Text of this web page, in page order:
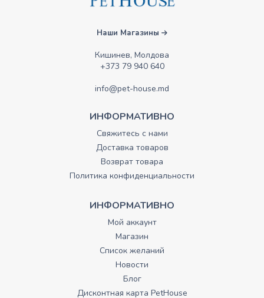
Наши Магазины
Кишинев, Молдова
+373 79 940 640
info@pet-house.md
ИНФОРМАТИВНО
Свяжитесь с нами
Доставка товаров
Возврат товара
Политика конфиденциальности
ИНФОРМАТИВНО
Мой аккаунт
Магазин
Список желаний
Новости
Блог
Дисконтная карта PetHouse